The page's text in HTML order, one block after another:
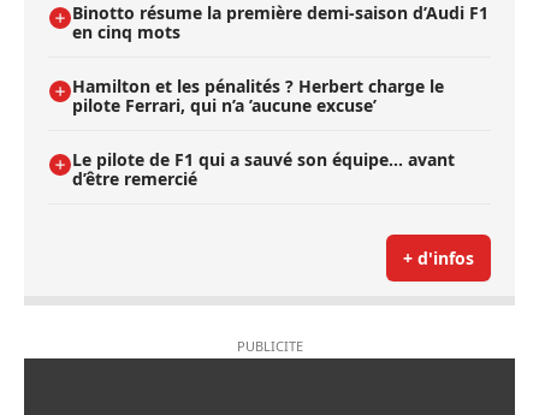
Binotto résume la première demi-saison d’Audi F1
en cinq mots
Hamilton et les pénalités ? Herbert charge le
pilote Ferrari, qui n’a ’aucune excuse’
Le pilote de F1 qui a sauvé son équipe… avant
d’être remercié
+ d'infos